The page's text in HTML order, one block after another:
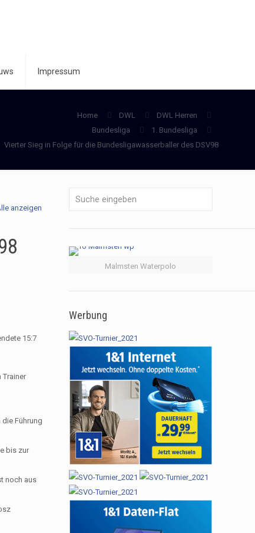
Impressum
Home DWL
DWL Herren
Bundesliga
1. Bundesliga
Vierter Sieg in Folge für die Bundesligawasserballer des DSV98
anzeigen
15:7
Trainer
Führung
bis zur
noch aus
Malmsten Waterpolo
Werbung